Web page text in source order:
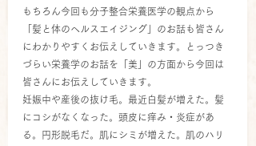
もちろん今回も分子整合栄養医学の観点から
「髪と体のヘルスエイジング」のお話も皆さん
にわかりやすくお伝えしていきます。とっつき
づらい栄養学のお話を「美」の方面から今回は
皆さんにお伝えしていきます。
妊娠中や産後の抜け毛。最近白髪が増えた。髪
にコシがなくなった。頭皮に痒み・炎症があ
る。円形脱毛だ。肌にシミが増えた。肌のハリ